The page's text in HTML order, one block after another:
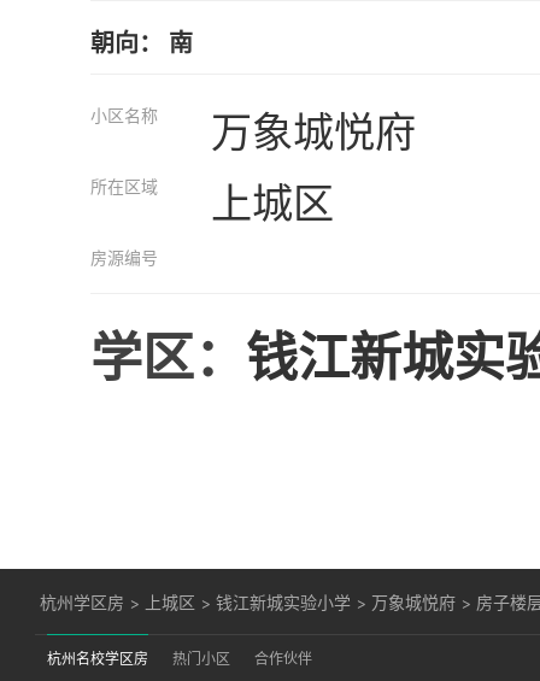
朝向： 南
小区名称 万象城悦府
所在区域 上城区
房源编号
学区： 钱江新城实
杭州学区房 > 上城区 >钱江新城实验小学 > 万象城悦府 > 房子楼
杭州名校学区房 热门小区 合作伙伴